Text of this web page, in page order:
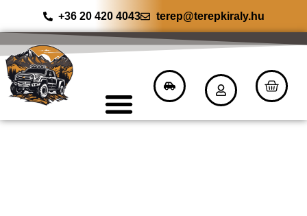
+36 20 420 4043 terep@terepkiraly.hu